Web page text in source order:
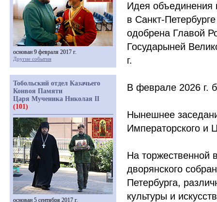
Идея объединения
в Санкт-
одобрена Главой
Государыней
г.
В феврале 2026 г.
Нынешнее
Императорского и
На торжественной
дворянского
Петербурга,
культуры и
основан 9 февраля 2017 г.
Другие события
Тобольский отдел Казачьего
Конвоя Памяти
Царя Мученика Николая II
(101)
основан 5 сентября 2017 г.